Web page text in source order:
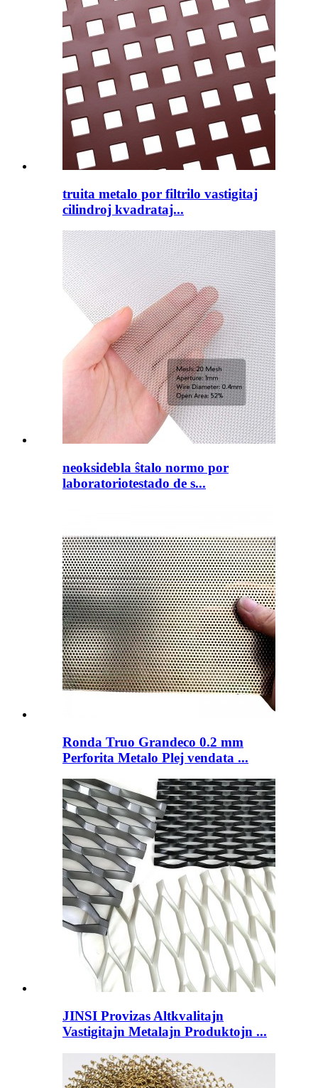
truita metalo por filtrilo vastigitaj
cilindroj kvadrataj...
neoksidebla ŝtalo normo por
laboratoriotestado de s...
Ronda Truo Grandeco 0.2 mm
Perforita Metalo Plej vendata ...
JINSI Provizas Altkvalitajn
Vastigitajn Metalajn Produktojn ...